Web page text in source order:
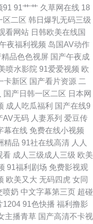
韩美123区 尤物com 97免费
色91久久 欧美涩另类 天堂中
影院 韩国欧美色图 欧美做爱
寄宿日本家庭 日本色情天堂
精品妻 熟女少妇一二区 在线
久久 91视频新入口 久久资源
浆视频 香蕉视频污 91爱爱Tv
国产自产视频 欧美人兽另类
av 91福利社区 超碰大香蕉av
91 91艹艹 久草网在线 18
区二区 韩日爆乳无码三级
看网站 日韩欧美在线国
夜福利视频 岛国AV动作
精品色色视屏 国产午夜成
喷水影院 91爱爱视频 欧
卡新区 国产看片资源 二
国产日韩一区二区 日本网
成人吃瓜福利 国产在线9
AV无码 人妻系列 爱豆传
幕在线 免费在线小视频
精品 91社在线高清 人人
看 成人三级成人三级 欧美
91福利剧场 免费影视观
欧美又大 无码四虎 女同
喷奶 中文字幕第三页 超碰
1204 91色快播 福利撸影
主播青草 国产高清不卡视